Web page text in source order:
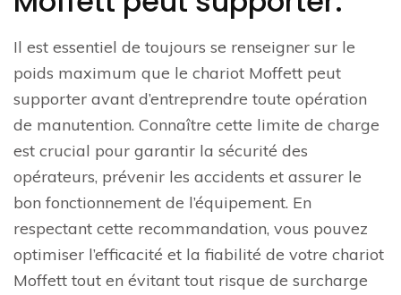
Il est essentiel de toujours se renseigner sur le
poids maximum que le chariot Moffett peut
supporter avant d’entreprendre toute opération
de manutention. Connaître cette limite de charge
est crucial pour garantir la sécurité des
opérateurs, prévenir les accidents et assurer le
bon fonctionnement de l’équipement. En
respectant cette recommandation, vous pouvez
optimiser l’efficacité et la fiabilité de votre chariot
Moffett tout en évitant tout risque de surcharge